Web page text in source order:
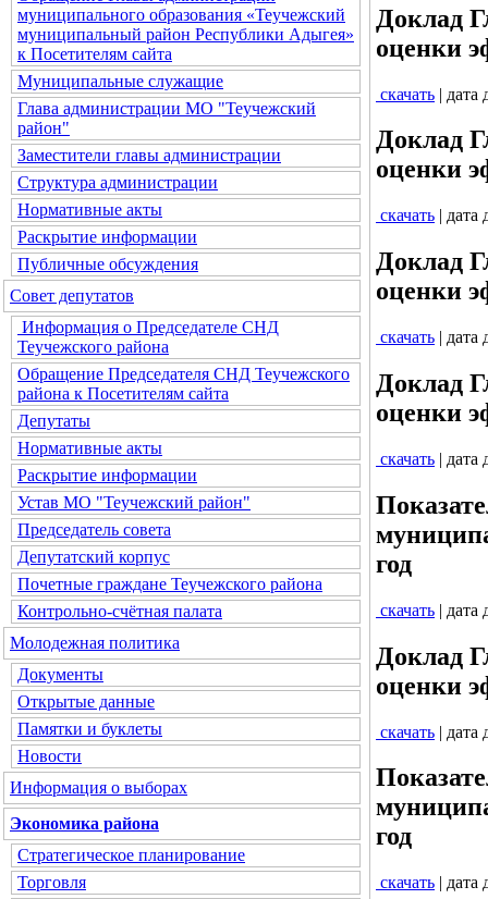
муниципального образования «Теучежский
муниципальный район Республики Адыгея»
к Посетителям сайта
Муниципальные служащие
Глава администрации МО "Теучежский
район"
Заместители главы администрации
Структура администрации
Нормативные акты
Раскрытие информации
Публичные обсуждения
Совет депутатов
Информация о Председателе СНД
Теучежского района
Обращение Председателя СНД Теучежского
района к Посетителям сайта
Депутаты
Нормативные акты
Раскрытие информации
Устав МО "Теучежский район"
Председатель совета
Депутатский корпус
Почетные граждане Теучежского района
Контрольно-счётная палата
Молодежная политика
Документы
Открытые данные
Памятки и буклеты
Новости
Информация о выборах
Экономика района
Стратегическое планирование
Торговля
Доклад
оценки
скачать | дата
Доклад
оценки
скачать | дата
Доклад
оценки
скачать | дата
Доклад
оценки
скачать | дата
год
скачать | дата
Доклад
оценки
скачать | дата
год
скачать | дата